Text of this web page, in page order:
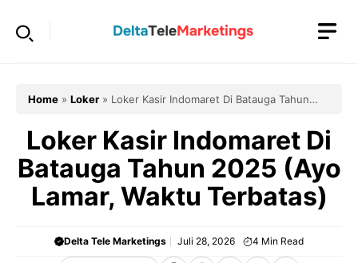
Home » Loker » Loker Kasir Indomaret Di Batauga Tahun
Loker Kasir Indomaret Di
Batauga Tahun 2025 (Ayo
Lamar, Waktu Terbatas)
Delta Tele Marketings Juli 28, 2026 4 Min Read